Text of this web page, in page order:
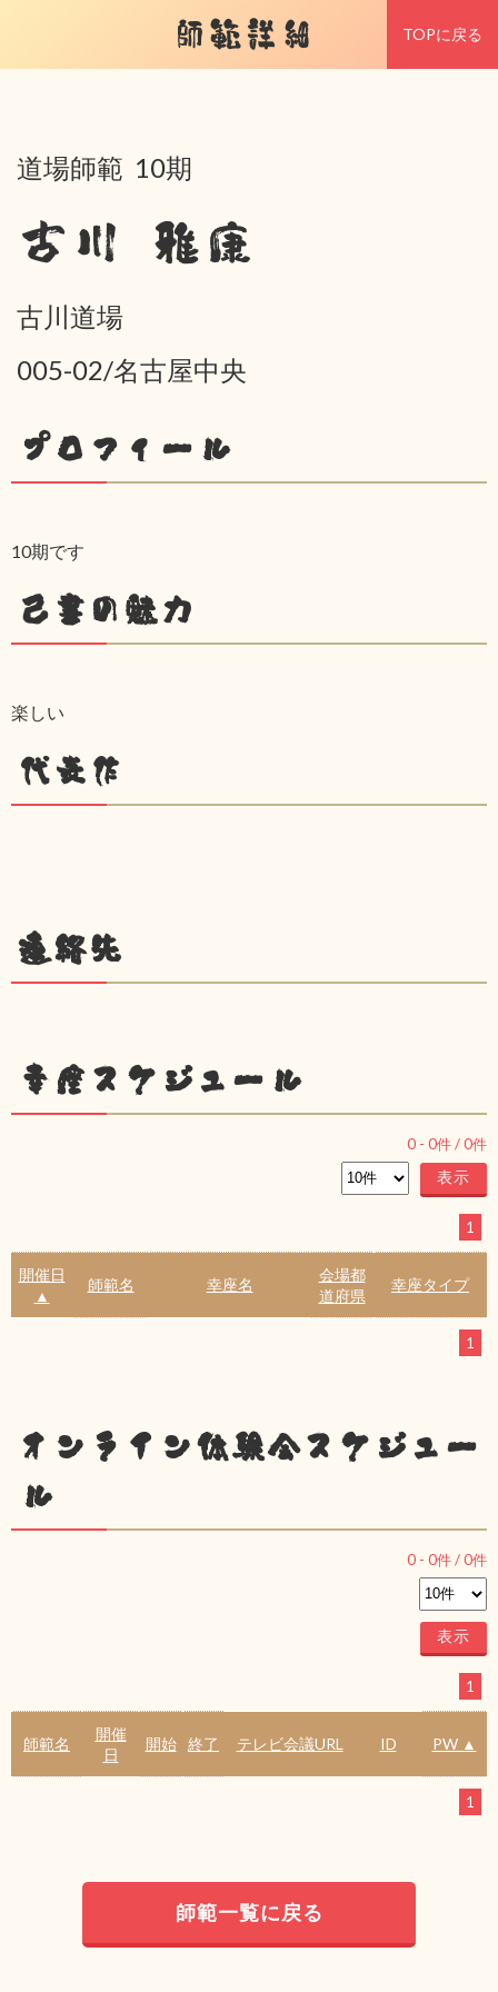
師範詳細 TOPに戻る
道場師範 10期
古川 雅康
古川道場
005-02/名古屋中央
プロフィール
10期です
己書の魅力
楽しい
代表作
連絡先
幸座スケジュール
0 - 0件 /0件
1
開催日
▲
師範名 幸座名
会場都
道府県
幸座タイプ
1
オンライン体験会スケジュー
ル
0 - 0件 /0件
1
師範名
開催
日
開始 終了 テレビ会議URL ID PW ▲
1
師範一覧に戻る